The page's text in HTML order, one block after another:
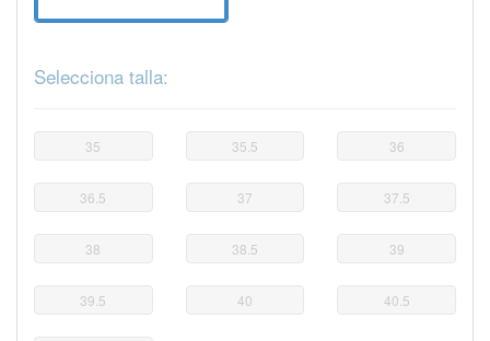
Selecciona talla:
35 35.5 36
36.5 37 37.5
38 38.5 39
39.5 40 40.5